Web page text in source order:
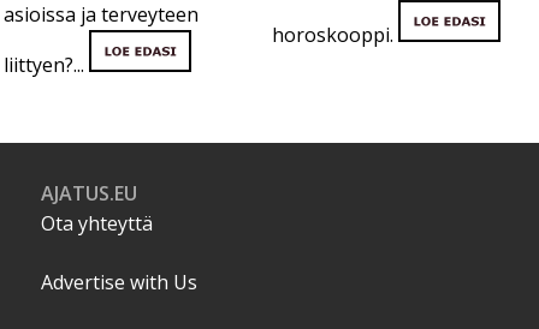
asioissa ja terveyteen
liittyen?...
horoskooppi.
AJATUS.EU
Ota yhteyttä
Advertise with Us